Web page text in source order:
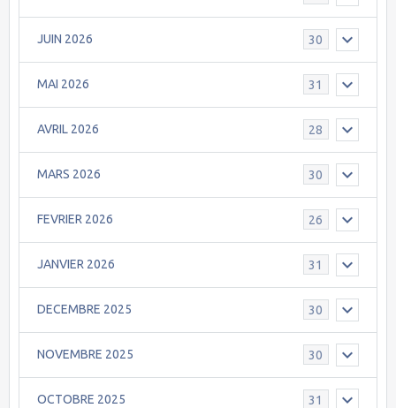
JUIN 2026 30
MAI 2026 31
AVRIL 2026 28
MARS 2026 30
FEVRIER 2026 26
JANVIER 2026 31
DECEMBRE 2025 30
NOVEMBRE 2025 30
OCTOBRE 2025 31